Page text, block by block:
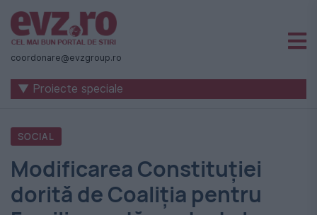
Știri
naționale
internaționale
România
-
Evenimentul
coordonare@evzgroup.ro
▼ Proiecte speciale
SOCIAL
Modificarea Constituției
dorită de Coaliția pentru